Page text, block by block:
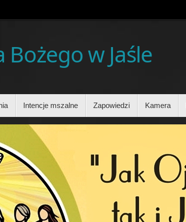
Bożego w Jaśle
Intencje mszalne Zapowiedzi Kamera